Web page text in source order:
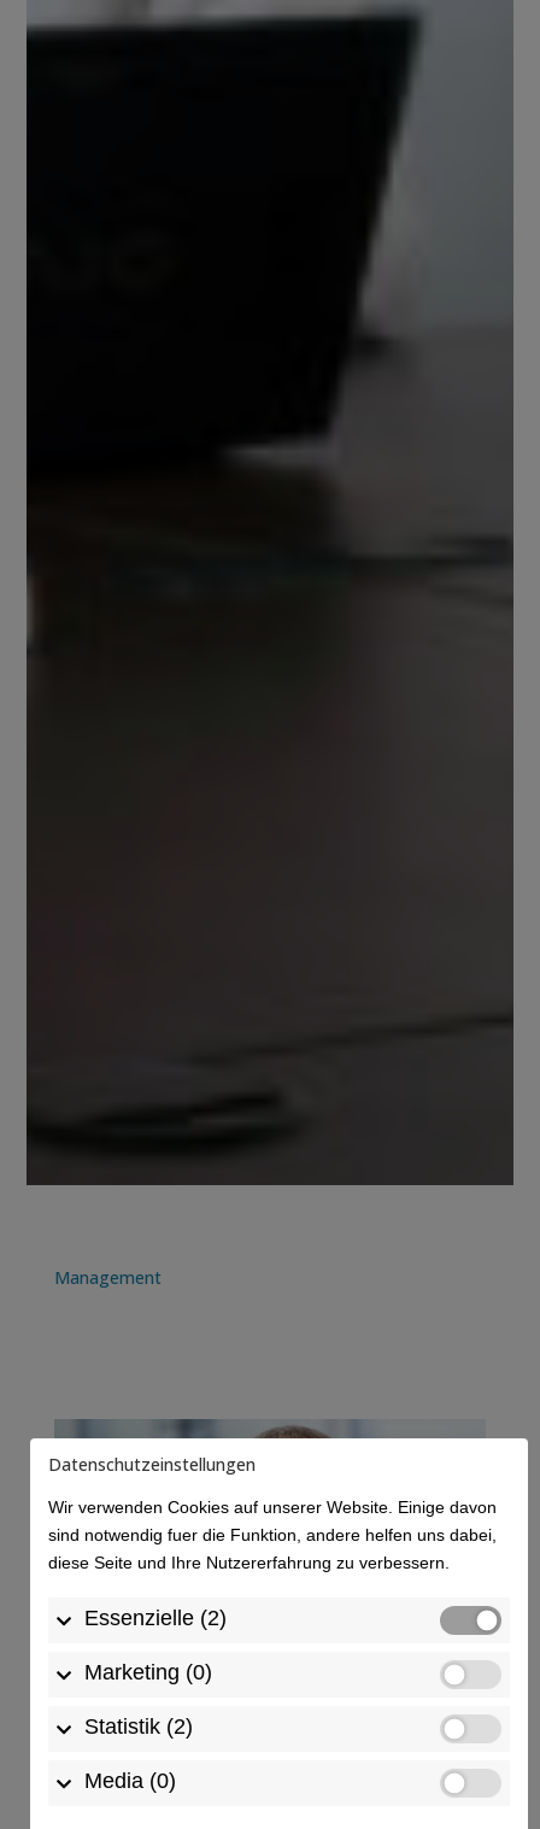
Datenschutzeinstellungen
Wir verwenden Cookies auf unserer Website. Einige davon
sind notwendig fuer die Funktion, andere helfen uns dabei,
diese Seite und Ihre Nutzererfahrung zu verbessern.
Essenzielle (2)
Marketing (0)
Statistik (2)
Media (0)
Management
Sein Anliegen: „Mir ist wichtig, mit dem, was wir
als Unternehmen tun, einen Beitrag zum Wohl
und zur Gesundheit der Menschen und unserer